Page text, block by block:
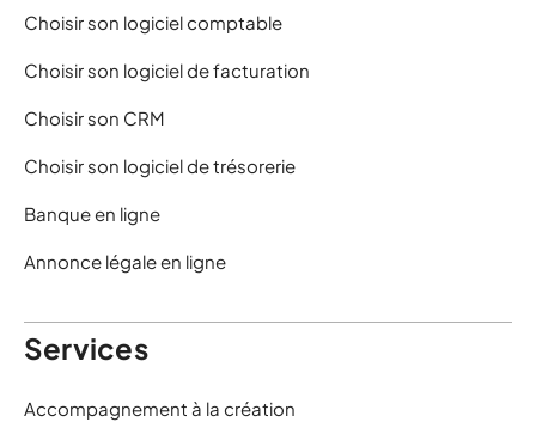
Choisir son logiciel comptable
Choisir son logiciel de facturation
Choisir son CRM
Choisir son logiciel de trésorerie
Banque en ligne
Annonce légale en ligne
Services
Accompagnement à la création